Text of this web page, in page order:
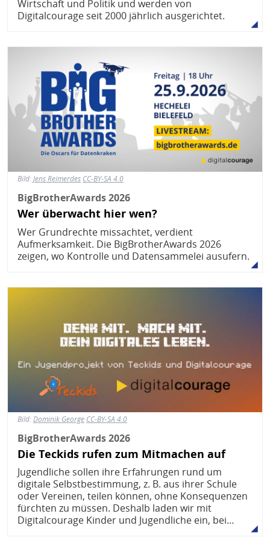
Wirtschaft und Politik und werden von
Digitalcourage seit 2000 jährlich ausgerichtet.
Bild
Bild:Jens Reimerdes CC-BY-SA 4.0
BigBrotherAwards 2026
Wer überwacht hier wen?
Wer Grundrechte missachtet, verdient
Aufmerksamkeit. Die BigBrotherAwards 2026
zeigen, wo Kontrolle und Datensammelei ausufern.
Bild
Bild:Dominik George CC-BY-SA 4.0
BigBrotherAwards 2026
Die Teckids rufen zum Mitmachen auf
Jugendliche sollen ihre Erfahrungen rund um
digitale Selbstbestimmung, z. B. aus ihrer Schule
oder Vereinen, teilen können, ohne Konsequenzen
fürchten zu müssen. Deshalb laden wir mit
Digitalcourage Kinder und Jugendliche ein, bei…